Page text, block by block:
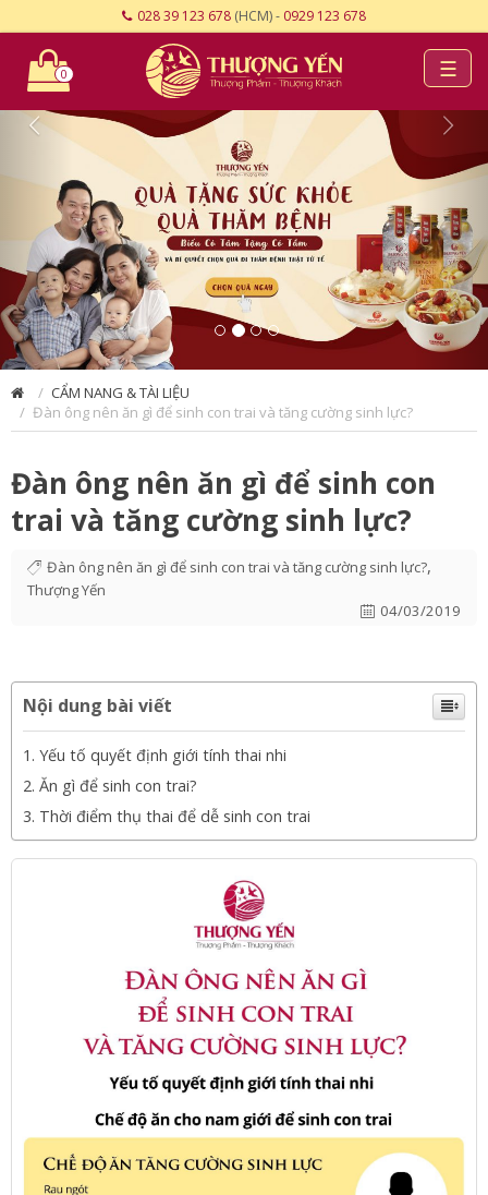
028 39 123 678 (HCM) - 0929 123 678
☰
0
CẨM NANG & TÀI LIỆU
Đàn ông nên ăn gì để sinh con trai và tăng cường sinh lực?
Đàn ông nên ăn gì để sinh con
trai và tăng cường sinh lực?
Đàn ông nên ăn gì để sinh con trai và tăng cường sinh lực?,
Thượng Yến
04/03/2019
Nội dung bài viết
Yếu tố quyết định giới tính thai nhi
Ăn gì để sinh con trai?
Thời điểm thụ thai để dễ sinh con trai